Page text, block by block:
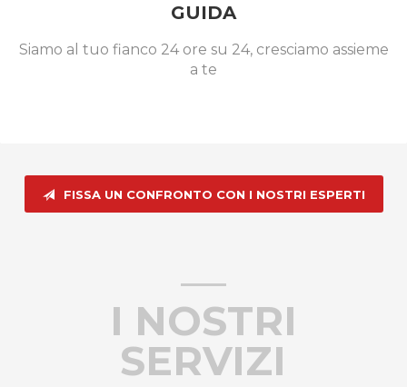
GUIDA
Siamo al tuo fianco 24 ore su 24, cresciamo assieme
a te
FISSA UN CONFRONTO CON I NOSTRI ESPERTI
I NOSTRI
SERVIZI